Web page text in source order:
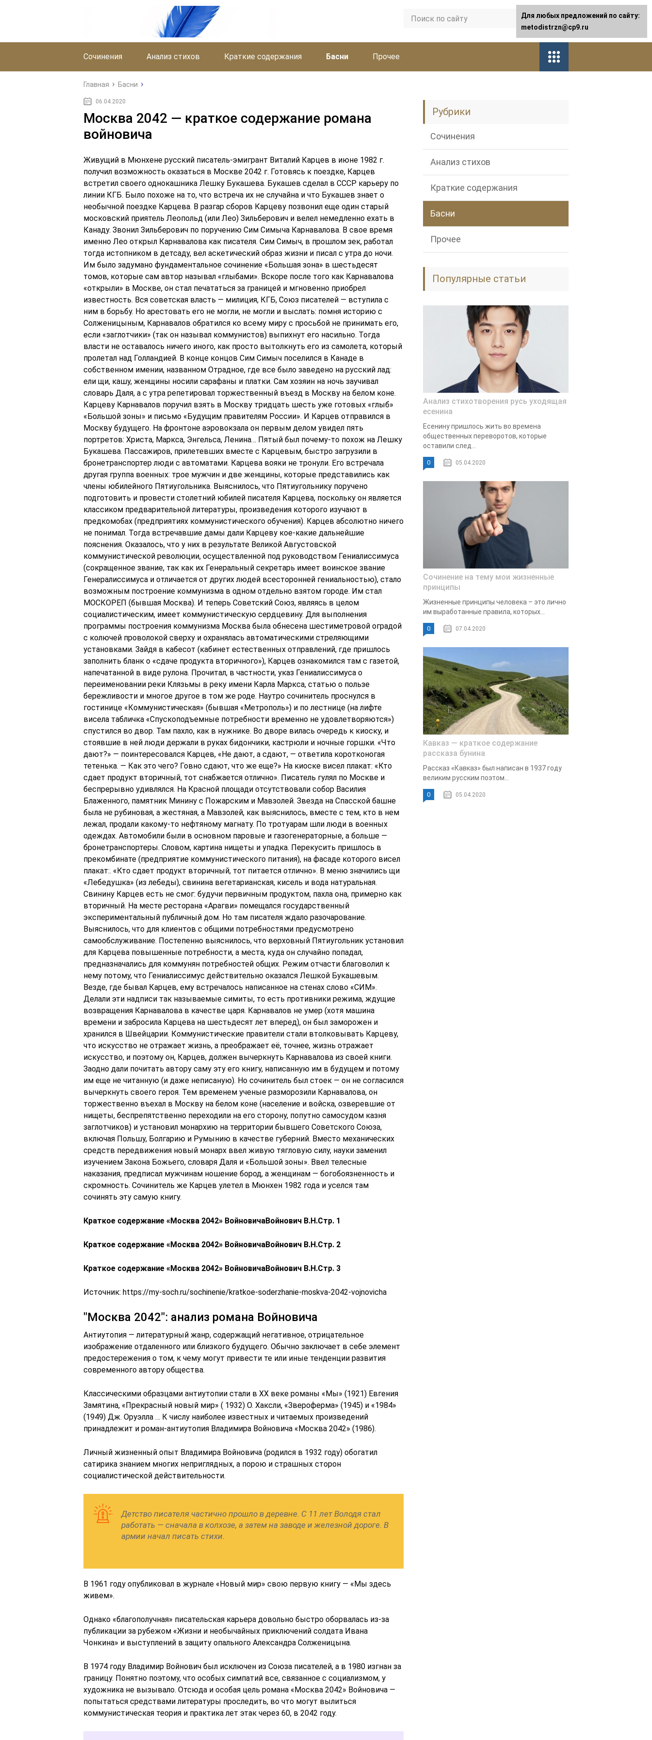
Сочинения Анализ стихов Краткие содержания Басни Прочее
Главная Басни
06.04.2020
Москва 2042 — краткое содержание романа
войновича
Живущий в Мюнхене русский писатель-эмигрант Виталий Карцев в июне 1982 г.
получил возможность оказаться в Москве 2042 г. Готовясь к поездке, Карцев
встретил своего однокашника Лешку Букашева. Букашев сделал в СССР карьеру по
линии КГБ. Было похоже на то, что встреча их не случайна и что Букашев знает о
необычной поездке Карцева. В разгар сборов Карцеву позвонил еще один старый
московский приятель Леопольд (или Лео) Зильберович и велел немедленно ехать в
Канаду. Звонил Зильберович по поручению Сим Симыча Карнавалова. В свое время
именно Лео открыл Карнавалова как писателя. Сим Симыч, в прошлом зек, работал
тогда истопником в детсаду, вел аскетический образ жизни и писал с утра до ночи.
Им было задумано фундаментальное сочинение «Большая зона» в шестьдесят
томов, которые сам автор называл «глыбами». Вскоре после того как Карнавалова
«открыли» в Москве, он стал печататься за границей и мгновенно приобрел
известность. Вся советская власть — милиция, КГБ, Союз писателей — вступила с
ним в борьбу. Но арестовать его не могли, не могли и выслать: помня историю с
Солженицыным, Карнавалов обратился ко всему миру с просьбой не принимать его,
если «заглотчики» (так он называл коммунистов) выпихнут его насильно. Тогда
власти не оставалось ничего иного, как просто вытолкнуть его из самолета, который
пролетал над Голландией. В конце концов Сим Симыч поселился в Канаде в
собственном имении, названном Отрадное, где все было заведено на русский лад:
ели щи, кашу, женщины носили сарафаны и платки. Сам хозяин на ночь заучивал
словарь Даля, а с утра репетировал торжественный въезд в Москву на белом коне.
Карцеву Карнавалов поручил взять в Москву тридцать шесть уже готовых «глыб»
«Большой зоны» и письмо «Будущим правителям России». И Карцев отправился в
Москву будущего. На фронтоне аэровокзала он первым делом увидел пять
портретов: Христа, Маркса, Энгельса, Ленина… Пятый был почему-то похож на Лешку
Букашева. Пассажиров, прилетевших вместе с Карцевым, быстро загрузили в
бронетранспортер люди с автоматами. Карцева вояки не тронули. Его встречала
другая группа военных: трое мужчин и две женщины, которые представились как
члены юбилейного Пятиугольника. Выяснилось, что Пятиугольнику поручено
подготовить и провести столетний юбилей писателя Карцева, поскольку он является
классиком предварительной литературы, произведения которого изучают в
предкомобах (предприятиях коммунистического обучения). Карцев абсолютно ничего
не понимал. Тогда встречавшие дамы дали Карцеву кое-какие дальнейшие
пояснения. Оказалось, что у них в результате Великой Августовской
коммунистической революции, осуществленной под руководством Гениалиссимуса
(сокращенное звание, так как их Генеральный секретарь имеет воинское звание
Генералиссимуса и отличается от других людей всесторонней гениальностью), стало
возможным построение коммунизма в одном отдельно взятом городе. Им стал
МОСКОРЕП (бывшая Москва). И теперь Советский Союз, являясь в целом
социалистическим, имеет коммунистическую сердцевину. Для выполнения
программы построения коммунизма Москва была обнесена шестиметровой оградой
с колючей проволокой сверху и охранялась автоматическими стреляющими
установками. Зайдя в кабесот (кабинет естественных отправлений, где пришлось
заполнить бланк о «сдаче продукта вторичного»), Карцев ознакомился там с газетой,
напечатанной в виде рулона. Прочитал, в частности, указ Гениалиссимуса о
переименовании реки Клязьмы в реку имени Карла Маркса, статью о пользе
бережливости и многое другое в том же роде. Наутро сочинитель проснулся в
гостинице «Коммунистическая» (бывшая «Метрополь») и по лестнице (на лифте
висела табличка «Спускоподъемные потребности временно не удовлетворяются»)
спустился во двор. Там пахло, как в нужнике. Во дворе вилась очередь к киоску, и
стоявшие в ней люди держали в руках бидончики, кастрюли и ночные горшки. «Что
дают?» — поинтересовался Карцев, «Не дают, а сдают, — ответила коротконогая
тетенька. — Как это чего? Говно сдают, что же еще?» На киоске висел плакат: «Кто
сдает продукт вторичный, тот снабжается отлично». Писатель гулял по Москве и
беспрерывно удивлялся. На Красной площади отсутствовали собор Василия
Блаженного, памятник Минину с Пожарским и Мавзолей. Звезда на Спасской башне
была не рубиновая, а жестяная, а Мавзолей, как выяснилось, вместе с тем, кто в нем
лежал, продали какому-то нефтяному магнату. По тротуарам шли люди в военных
одеждах. Автомобили были в основном паровые и газогенераторные, а больше —
бронетранспортеры. Словом, картина нищеты и упадка. Перекусить пришлось в
прекомбинате (предприятие коммунистического питания), на фасаде которого висел
плакат:. «Кто сдает продукт вторичный, тот питается отлично». В меню значились щи
«Лебедушка» (из лебеды), свинина вегетарианская, кисель и вода натуральная.
Свинину Карцев есть не смог: будучи первичным продуктом, пахла она, примерно как
вторичный. На месте ресторана «Арагви» помещался государственный
экспериментальный публичный дом. Но там писателя ждало разочарование.
Выяснилось, что для клиентов с общими потребностями предусмотрено
самообслуживание. Постепенно выяснилось, что верховный Пятиугольник установил
для Карцева повышенные потребности, а места, куда он случайно попадал,
предназначались для коммунян потребностей общих. Режим отчасти благоволил к
нему потому, что Гениалиссимус действительно оказался Лешкой Букашевым.
Везде, где бывал Карцев, ему встречалось написанное на стенах слово «СИМ».
Делали эти надписи так называемые симиты, то есть противники режима, ждущие
возвращения Карнавалова в качестве царя. Карнавалов не умер (хотя машина
времени и забросила Карцева на шестьдесят лет вперед), он был заморожен и
хранился в Швейцарии. Коммунистические правители стали втолковывать Карцеву,
что искусство не отражает жизнь, а преображает её, точнее, жизнь отражает
искусство, и поэтому он, Карцев, должен вычеркнуть Карнавалова из своей книги.
Заодно дали почитать автору саму эту его книгу, написанную им в будущем и потому
им еще не читанную (и даже неписаную). Но сочинитель был стоек — он не согласился
вычеркнуть своего героя. Тем временем ученые разморозили Карнавалова, он
торжественно въехал в Москву на белом коне (население и войска, озверевшие от
нищеты, беспрепятственно переходили на его сторону, попутно самосудом казня
заглотчиков) и установил монархию на территории бывшего Советского Союза,
включая Польшу, Болгарию и Румынию в качестве губерний. Вместо механических
средств передвижения новый монарх ввел живую тягловую силу, науки заменил
изучением Закона Божьего, словаря Даля и «Большой зоны». Ввел телесные
наказания, предписал мужчинам ношение бород, а женщинам — богобоязненность и
скромность. Сочинитель же Карцев улетел в Мюнхен 1982 года и уселся там
сочинять эту самую книгу.
Краткое содержание «Москва 2042» ВойновичаВойнович В.Н.Стр. 1
Краткое содержание «Москва 2042» ВойновичаВойнович В.Н.Стр. 2
Краткое содержание «Москва 2042» ВойновичаВойнович В.Н.Стр. 3
Источник: https://my-soch.ru/sochinenie/kratkoe-soderzhanie-moskva-2042-vojnovicha
"Москва 2042": анализ романа Войновича
Антиутопия — литературный жанр, содержащий негативное, отрицательное
изображение отдаленного или близкого будущего. Обычно заключает в себе элемент
предостережения о том, к чему могут привести те или иные тенденции развития
современного автору общества.
Классическими образцами антиутопии стали в ХХ веке романы «Мы» (1921) Евгения
Замятина, «Прекрасный новый мир» ( 1932) О. Хаксли, «Звероферма» (1945) и «1984»
(1949) Дж. Оруэлла … К числу наиболее известных и читаемых произведений
принадлежит и роман-антиутопия Владимира Войновича «Москва 2042» (1986).
Личный жизненный опыт Владимира Войновича (родился в 1932 году) обогатил
сатирика знанием многих неприглядных, а порою и страшных сторон
социалистической действительности.
Детство писателя частично прошло в деревне. С 11 лет Володя стал
работать — сначала в колхозе, а затем на заводе и железной дороге. В
армии начал писать стихи.
В 1961 году опубликовал в журнале «Новый мир» свою первую книгу — «Мы здесь
живем».
Однако «благополучная» писательская карьера довольно быстро оборвалась из-за
публикации за рубежом «Жизни и необычайных приключений солдата Ивана
Чонкина» и выступлений в защиту опального Александра Солженицына.
В 1974 году Владимир Войнович был исключен из Союза писателей, а в 1980 изгнан за
границу. Понятно поэтому, что особых симпатий все, связанное с социализмом, у
художника не вызывало. Отсюда и особая цель романа «Москва 2042» Войновича —
попытаться средствами литературы проследить, во что могут вылиться
коммунистическая теория и практика лет этак через 60, в 2042 году.
Рубрики
Сочинения
Анализ стихов
Краткие содержания
Басни
Прочее
Популярные статьи
Анализ стихотворения русь уходящая
есенина
Есенину пришлось жить во времена
общественных переворотов, которые
оставили след...
0 05.04.2020
Сочинение на тему мои жизненные
принципы
Жизненные принципы человека – это лично
им выработанные правила, которых...
0 07.04.2020
Кавказ — краткое содержание
рассказа бунина
Рассказ «Кавказ» был написан в 1937 году
великим русским поэтом...
0 05.04.2020
Для любых предложений по сайту:
metodistrzn@cp9.ru